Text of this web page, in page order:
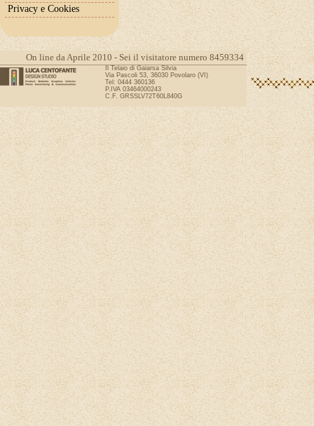
Privacy e Cookies
On line da Aprile 2010 - Sei il visitatore numero 8459334
Il Telaio di Gaiarsa Silvia
Via Pascoli 53, 36030 Povolaro (VI)
Tel: 0444 360136
P.IVA 03464000243
C.F. GRSSLV72T60L840G